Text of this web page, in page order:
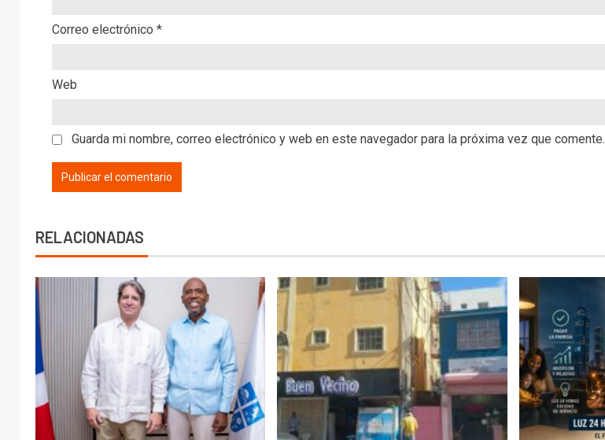
Correo electrónico *
Web
Guarda mi nombre, correo electrónico y web en este navegador para la próxima vez que comente.
RELACIONADAS